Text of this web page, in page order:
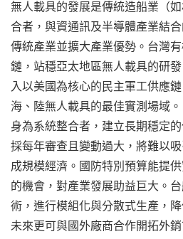
無人載具的發展是傳統造船業（
合者，與資通訊及半導體產業結
傳統產業並擴大產業優勢。台灣
鏈，站穩亞太地區無人載具的研
入以美國為核心的民主軍工供應
海、陸無人載具的最佳實測場域。
身為系統整合者，建立長期穩定
採每年審查且變動過大，將難以
成規模經濟。國防特別預算能提
的機會，對產業發展助益巨大。
術，進行模組化與分散式生產，
未來更可與國外廠商合作開拓外銷